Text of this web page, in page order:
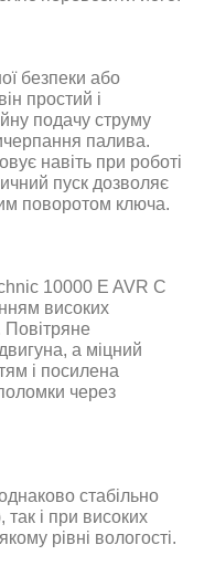
безпеки або
простий і
подачу струму
палива.
навіть при роботі
пуск дозволяє
поворотом ключа.
10000 E AVR C
високих
Повітряне
а міцний
і посилена
через
стабільно
і при високих
рівні вологості.